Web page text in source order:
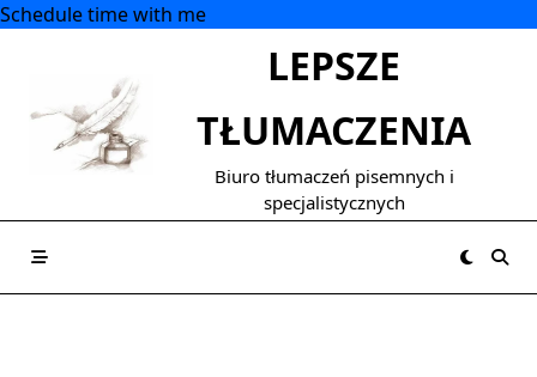
Schedule time with me
LEPSZE
TŁUMACZENIA
Biuro tłumaczeń pisemnych i
specjalistycznych